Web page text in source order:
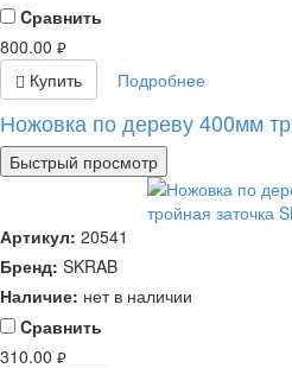
Cравнить
800.00 руб.
Купить Подробнее
Ножовка по дереву 400мм
Быстрый просмотр
Артикул: 20541
Бренд: SKRAB
Наличие: нет в наличии
Cравнить
310.00 руб.